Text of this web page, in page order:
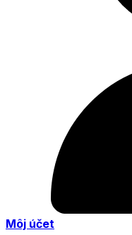
Môj účet